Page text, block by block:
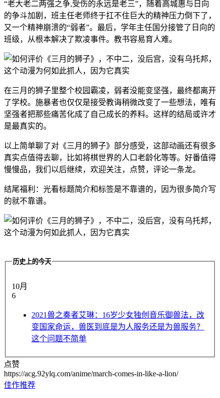
“老大老二两强之争,受伤的永远是老三”，随着高城惠与日向
的争斗加剧，班主任老师终于扛不住巨大的精神压力倒下了，
又一个精神崩溃的“弱者”。最后，学年主任国分接管了日向的
班级，从根本解决了欺凌事件。教书容易育人难。
在三月的狮子里整个校园霸凌，弱者没能变坚强，最终都离开
了学校。施暴者也仅仅是接受教诲稍微改变了一些想法，唯有
坚强者把那些痛苦化成了自己成长的养料。这样的结局或许才
是最真实的。
以上简单聊了对《三月的狮子》部分感受，这部动画还有很多
真实点值得去聊，比如将棋世界的人口老龄化等等。好番值得
慢慢品，我们以后继续，欢迎关注，点赞，评论一条龙。
结尾福利：光看标题简介和标签是不靠谱的，因为很多简介写
的就不靠谱。
历史上的今天
10月
6
2021兽之奏者艾琳：16岁少女独创音乐御兽法，改
变国家命运，兽医到底是为人服务还是为兽服务？
这个问题不简单
点赞
https://acg.92ylq.com/anime/march-comes-in-like-a-lion/
佳作推荐